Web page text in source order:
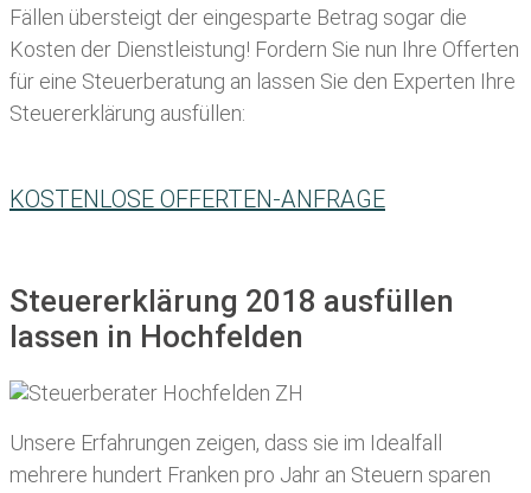
Fällen übersteigt der eingesparte Betrag sogar die
Kosten der Dienstleistung! Fordern Sie nun Ihre Offerten
für eine Steuerberatung an lassen Sie den Experten Ihre
Steuererklärung ausfüllen:
KOSTENLOSE OFFERTEN-ANFRAGE
Steuererklärung 2018 ausfüllen
lassen in Hochfelden
Unsere Erfahrungen zeigen, dass sie im Idealfall
mehrere hundert Franken pro Jahr an Steuern sparen